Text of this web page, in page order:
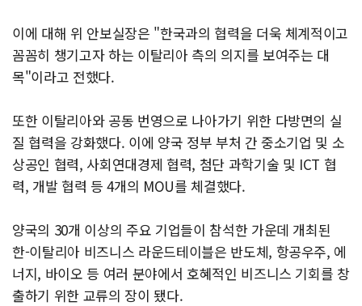
이에 대해 위 안보실장은 "한국과의 협력을 더욱 체계적이고
꼼꼼히 챙기고자 하는 이탈리아 측의 의지를 보여주는 대
목"이라고 전했다.
또한 이탈리아와 공동 번영으로 나아가기 위한 다방면의 실
질 협력을 강화했다. 이에 양국 정부 부처 간 중소기업 및 소
상공인 협력, 사회연대경제 협력, 첨단 과학기술 및 ICT 협
력, 개발 협력 등 4개의 MOU를 체결했다.
양국의 30개 이상의 주요 기업들이 참석한 가운데 개최된
한-이탈리아 비즈니스 라운드테이블은 반도체, 항공우주, 에
너지, 바이오 등 여러 분야에서 호혜적인 비즈니스 기회를 창
출하기 위한 교류의 장이 됐다.